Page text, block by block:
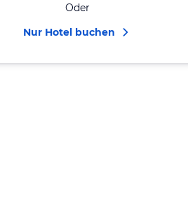
Oder
Nur Hotel buchen